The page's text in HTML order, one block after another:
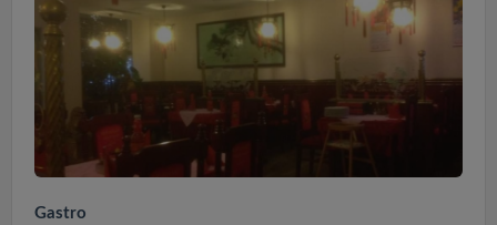
Gastro